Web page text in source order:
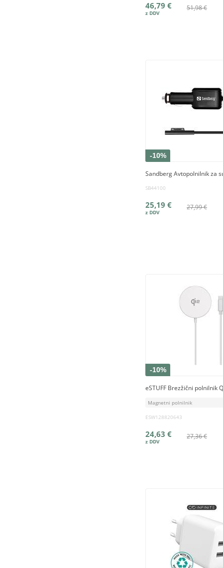
51,98 €
46,79 €
-10%
Sandberg Avtopolnilnik za
SB44100
27,99 €
25,19 €
-10%
eSTUFF Brezžični polnilnik
Magnetni polnilnik
ESW128820643
27,36 €
24,63 €